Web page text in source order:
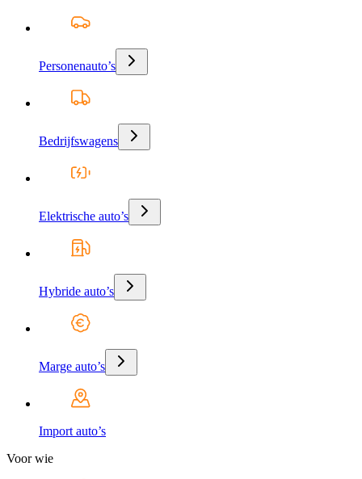
Personenauto’s
Bedrijfswagens
Elektrische auto’s
Hybride auto’s
Marge auto’s
Import auto’s
Voor wie